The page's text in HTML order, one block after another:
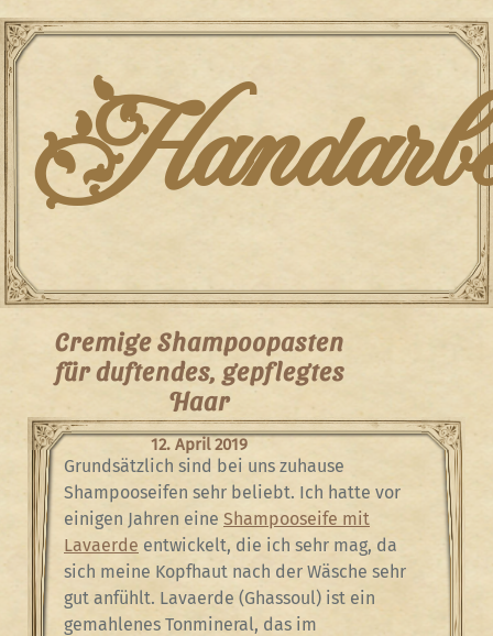
Skip
to
content
Cremige Shampoopasten
für duftendes, gepflegtes
Haar
12. April 2019
Grundsätzlich sind bei uns zuhause
Shampooseifen sehr beliebt. Ich hatte vor
einigen Jahren eine Shampooseife mit
Lavaerde entwickelt, die ich sehr mag, da
sich meine Kopfhaut nach der Wäsche sehr
gut anfühlt. Lavaerde (Ghassoul) ist ein
gemahlenes Tonmineral, das im